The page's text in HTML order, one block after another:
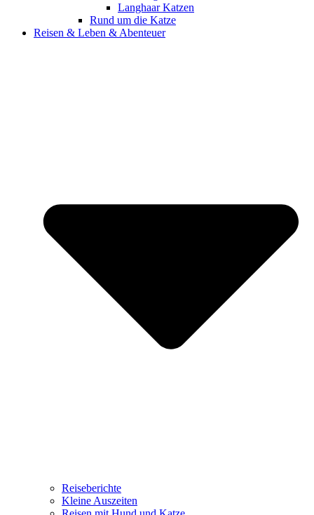
Langhaar Katzen
Rund um die Katze
Reisen & Leben & Abenteuer
Reiseberichte
Kleine Auszeiten